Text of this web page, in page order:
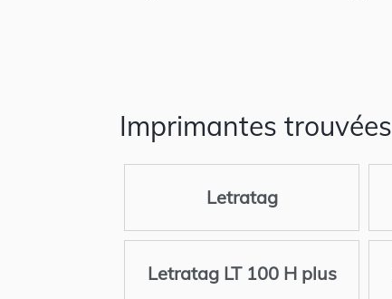
Imprimantes trouvées
Letratag
Letratag LT 100 H plus